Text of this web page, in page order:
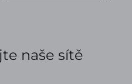
naše sítě